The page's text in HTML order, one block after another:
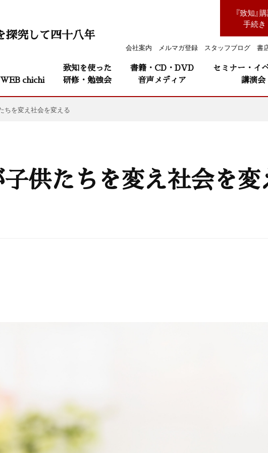
『致知』
手続き
会社案内 メルマガ登録 スタッフブログ 書
探究して四十八年
WEB chichi
致知を使った
研修・勉強会
書籍・CD・DVD
音声メディア
セミナー・イ
講演会
ちを変え社会を変える
供たちを変え社会を変